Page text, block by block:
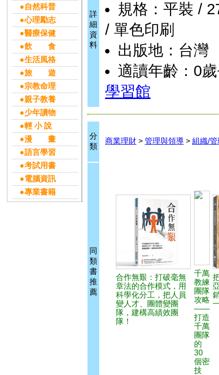
●自然科普
●心理勵志
●醫療保健
●飲 食
●生活風格
●旅 遊
●宗教命理
●親子教養
●少年讀物
●輕 小 說
●漫 畫
●語言學習
●考試用書
●電腦資訊
●專業書籍
詳
細
資
料
規格：平裝 /
/ 單色印刷
出版地：台灣
適讀年齡：0
學習館
分
類
商業理財 > 管理與領導 > 組織/管
同
類
書
推
薦
合作無艱：打破毫無
章法的合作模式，用
科學化分工，把人員
變人才、團體變團
隊，建構高績效團
隊！
千萬
教練
團隊
攻略
——
打造
千萬
團隊
的
30
個密
技